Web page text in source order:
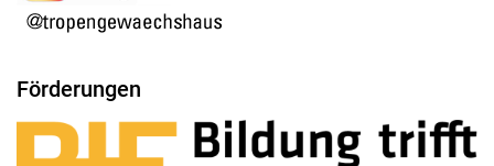
Förderungen